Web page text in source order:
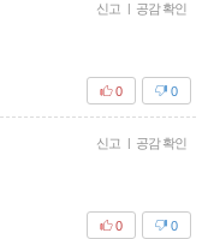
신고 | 공감 확인
0
0
신고 | 공감 확인
0
0